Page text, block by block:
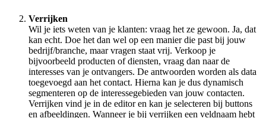
Verrijken
Wil je iets weten van je klanten: vraag het ze gewoon. Ja, dat
kan echt. Doe het dan wel op een manier die past bij jouw
bedrijf/branche, maar vragen staat vrij. Verkoop je
bijvoorbeeld producten of diensten, vraag dan naar de
interesses van je ontvangers. De antwoorden worden als data
toegevoegd aan het contact. Hierna kan je dus dynamisch
segmenteren op de interessegebieden van jouw contacten.
Verrijken vind je in de editor en kan je selecteren bij buttons
en afbeeldingen. Wanneer je bij verrijken een veldnaam hebt